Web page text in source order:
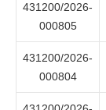
431200/2026-
000805
431200/2026-
000804